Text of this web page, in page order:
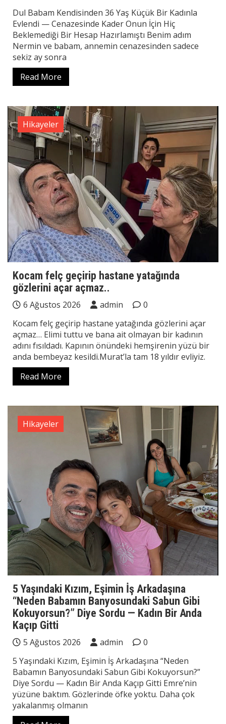
Dul Babam Kendisinden 36 Yaş Küçük Bir Kadınla
Evlendi — Cenazesinde Kader Onun İçin Hiç
Beklemediği Bir Hesap Hazırlamıştı Benim adım
Nermin ve babam, annemin cenazesinden sadece
sekiz ay sonra
Read More
Hikayeler
Kocam felç geçirip hastane yatağında
gözlerini açar açmaz..
6 Ağustos 2026 admin
0
Kocam felç geçirip hastane yatağında gözlerini açar
açmaz… Elimi tuttu ve bana ait olmayan bir kadının
adını fısıldadı. Kapının önündeki hemşirenin yüzü bir
anda bembeyaz kesildi.Murat’la tam 18 yıldır evliyiz.
Read More
Hikayeler
5 Yaşındaki Kızım, Eşimin İş Arkadaşına
“Neden Babamın Banyosundaki Sabun Gibi
Kokuyorsun?” Diye Sordu — Kadın Bir Anda
Kaçıp Gitti
5 Ağustos 2026 admin
0
5 Yaşındaki Kızım, Eşimin İş Arkadaşına “Neden
Babamın Banyosundaki Sabun Gibi Kokuyorsun?”
Diye Sordu — Kadın Bir Anda Kaçıp Gitti Emre’nin
yüzüne baktım. Gözlerinde öfke yoktu. Daha çok
yakalanmış olmanın